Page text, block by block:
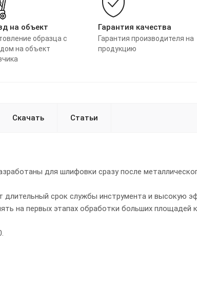
на объект
образца с
на объект
Гарантия качества
Гарантия производителя на
продукцию
Скачать Статьи
для шлифовки сразу после
длительный срок службы инструмента и высокую
на первых этапах обработки больших площадей